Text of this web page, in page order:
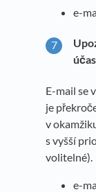
e-
E-mail se
je
v
s vyšší
volitelné).
e-